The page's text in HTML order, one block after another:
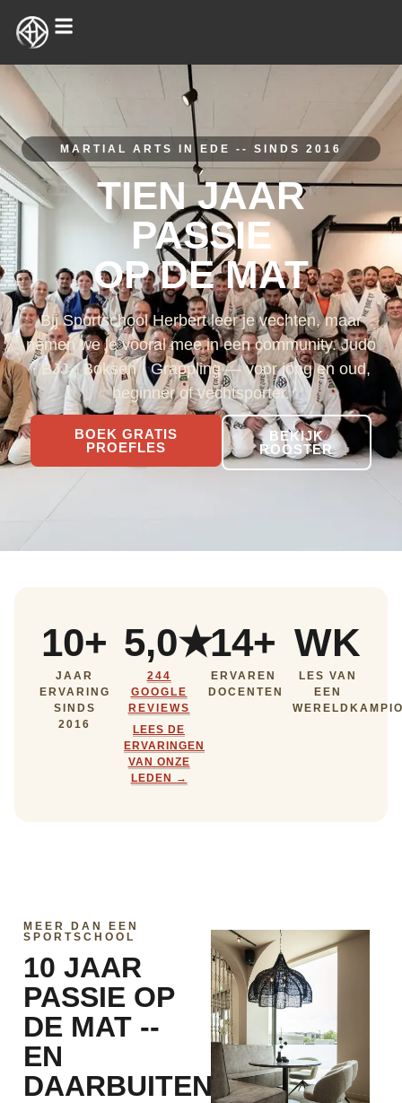
MARTIAL ARTS IN EDE -- SINDS 2016
TIEN JAAR
PASSIE
OP DE MAT
Bij Sportschool Herbert leer je vechten, maar
nemen we je vooral mee in een community. Judo
· BJJ · Boksen · Grappling — voor jong en oud,
beginner of vechtsporter.
BOEK GRATIS
PROEFLES
BEKIJK
ROOSTER
10+
JAAR
ERVARING
SINDS
2016
5,0★
244
GOOGLE
REVIEWS
LEES DE
ERVARINGEN
VAN ONZE
LEDEN →
14+
ERVAREN
DOCENTEN
WK
LES VAN
EEN
MEER DAN EEN
SPORTSCHOOL
10 JAAR
PASSIE OP
DE MAT --
EN
DAARBUITEN